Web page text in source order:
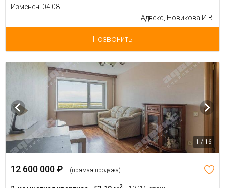
Изменен: 04.08
Адвекс, Новикова И.В.
Позвонить
1 / 16
12 600 000 ₽ (прямая продажа)
2